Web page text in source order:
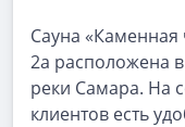
Сауна
2а расположена
реки Самара. На
клиентов есть